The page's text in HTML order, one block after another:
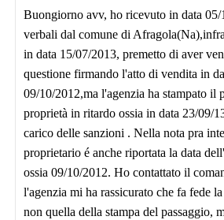
Buongiorno avv, ho ricevuto in data 05/
verbali dal comune di
in data 15/07/2013, premetto di aver
questione firmando l'atto di vendita in
09/10/2012,ma l'agenzia ha stampato il
proprietà in ritardo ossia in data 23/09/
carico delle sanzioni . Nella nota pra
proprietario é anche riportata la data
ossia 09/10/2012. Ho contattato il
l'agenzia mi ha rassicurato che fa fede
non quella della stampa del passaggio,